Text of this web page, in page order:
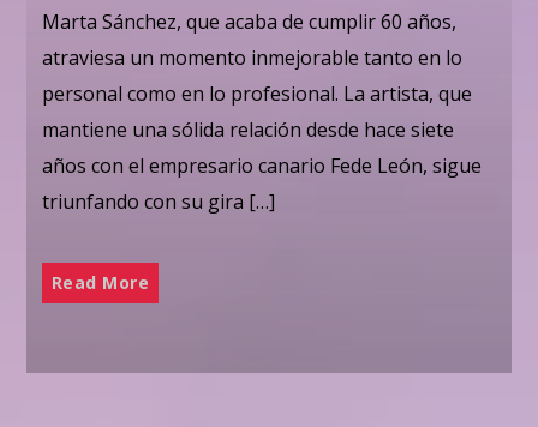
Marta Sánchez, que acaba de cumplir 60 años,
atraviesa un momento inmejorable tanto en lo
personal como en lo profesional. La artista, que
mantiene una sólida relación desde hace siete
años con el empresario canario Fede León, sigue
triunfando con su gira […]
Read More